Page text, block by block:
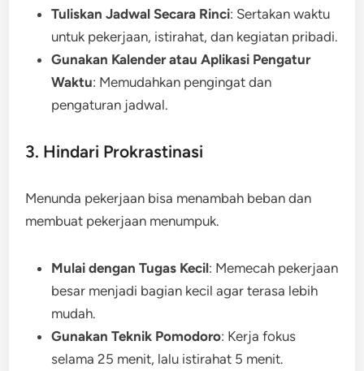
Tuliskan Jadwal Secara Rinci: Sertakan waktu
untuk pekerjaan, istirahat, dan kegiatan pribadi.
Gunakan Kalender atau Aplikasi Pengatur
Waktu: Memudahkan pengingat dan
pengaturan jadwal.
3. Hindari Prokrastinasi
Menunda pekerjaan bisa menambah beban dan
membuat pekerjaan menumpuk.
Mulai dengan Tugas Kecil: Memecah pekerjaan
besar menjadi bagian kecil agar terasa lebih
mudah.
Gunakan Teknik Pomodoro: Kerja fokus
selama 25 menit, lalu istirahat 5 menit.